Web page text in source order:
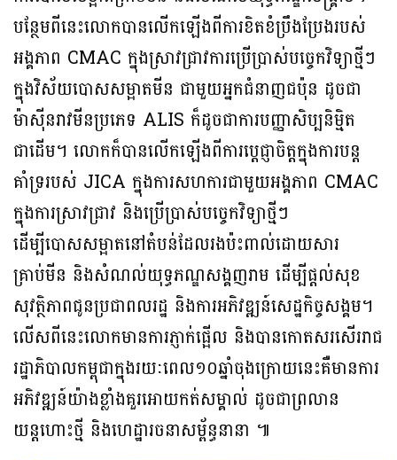
បន្ថែមពីនេះលោកបានលើកឡើងពីការខិតខំប្រឹងប្រែងរបស់
អង្គភាព CMAC ក្នុងស្រាវជ្រាវការប្រើប្រាស់បច្ចេកវិទ្យាថ្មីៗ
ក្នុងវិស័យបោសសម្អាតមីន ជាមួយអ្នកជំនាញជប៉ុន ដូចជា
ម៉ាស៊ីនរាវមីនប្រភេទ ALIS ក៏ដូចជាការបញ្ញាសិប្បនិម្មិត
ជាដើម។ លោកក៏បានលើកឡើងពីការប្ដេជ្ញាចិត្តក្នុងការបន្ត
គាំទ្ររបស់ JICA ក្នុងការសហការជាមួយអង្គភាព CMAC
ក្នុងការស្រាវជ្រាវ និងប្រើប្រាស់បច្ចេកវិទ្យាថ្មីៗ
ដើម្បីបោសសម្អាតនៅតំបន់ដែលរងប៉ះពាល់ដោយសារ
គ្រាប់មីន និងសំណល់យុទ្ធភណ្ឌសង្គញរាម ដើម្បីផ្តល់សុខ
សុវត្ថិភាពជូនប្រជាពលរដ្ឋ និងការអភិវឌ្ឍន៍សេដ្ឋកិច្ចសង្គម។
លើសពីនេះលោកមានការភ្ញាក់ផ្អើល និងបានកោតសរសើររាជ
រដ្ឋាភិបាលកម្ពុជាក្នុងរយៈពេល១០ឆ្នាំចុងក្រោយនេះគឺមានការ
អភិវឌ្ឍន៍យ៉ាងខ្លាំងគួរអោយកត់សម្គាល់ ដូចជាព្រលាន
យន្តហោះថ្មី និងហេដ្ឋារចនាសម្ព័ន្ធនានា ៕